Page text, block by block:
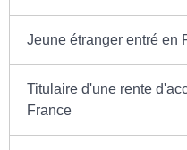
Jeune étranger entré en
Titulaire d'une rente
France